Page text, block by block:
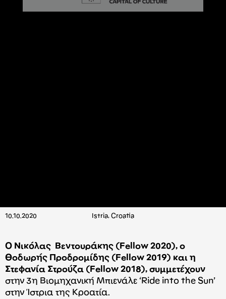
10.10.2020 Istria, Croatia
Ο Νικόλας Βεντουράκης (Fellow 2020), o
Θοδωρής Προδρομίδης (Fellow 2019) και η
Στεφανία Στρούζα (Fellow 2018), συμμετέχουν
στην 3η Βιομηχανική Μπιενάλε ‘Ride into the Sun’
στην Ίστρια της Κροατία.